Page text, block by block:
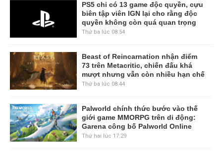
PS5 chỉ có 13 game độc quyền, cựu
biên tập viên IGN lại cho rằng độc
quyền không còn quá quan trọng
Thứ ba lúc 08:54
Beast of Reincarnation nhận điểm
73 trên Metacritic, chiến đấu khá
mượt nhưng vẫn còn nhiều hạn chế
Thứ ba lúc 08:44
Palworld chính thức bước vào thế
giới game MMORPG trên di động:
Garena công bố Palworld Online
Thứ hai lúc 17:29